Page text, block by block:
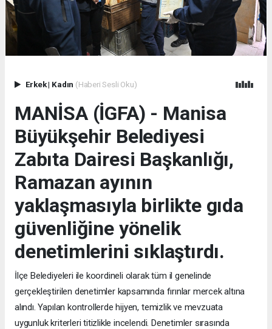
Erkek| Kadın (Haberi Sesli Oku)
MANİSA (İGFA) - Manisa
Büyükşehir Belediyesi
Zabıta Dairesi Başkanlığı,
Ramazan ayının
yaklaşmasıyla birlikte gıda
güvenliğine yönelik
denetimlerini sıklaştırdı.
İlçe Belediyeleri ile koordineli olarak tüm il genelinde
gerçekleştirilen denetimler kapsamında fırınlar mercek altına
alındı. Yapılan kontrollerde hijyen, temizlik ve mevzuata
uygunluk kriterleri titizlikle incelendi. Denetimler sırasında